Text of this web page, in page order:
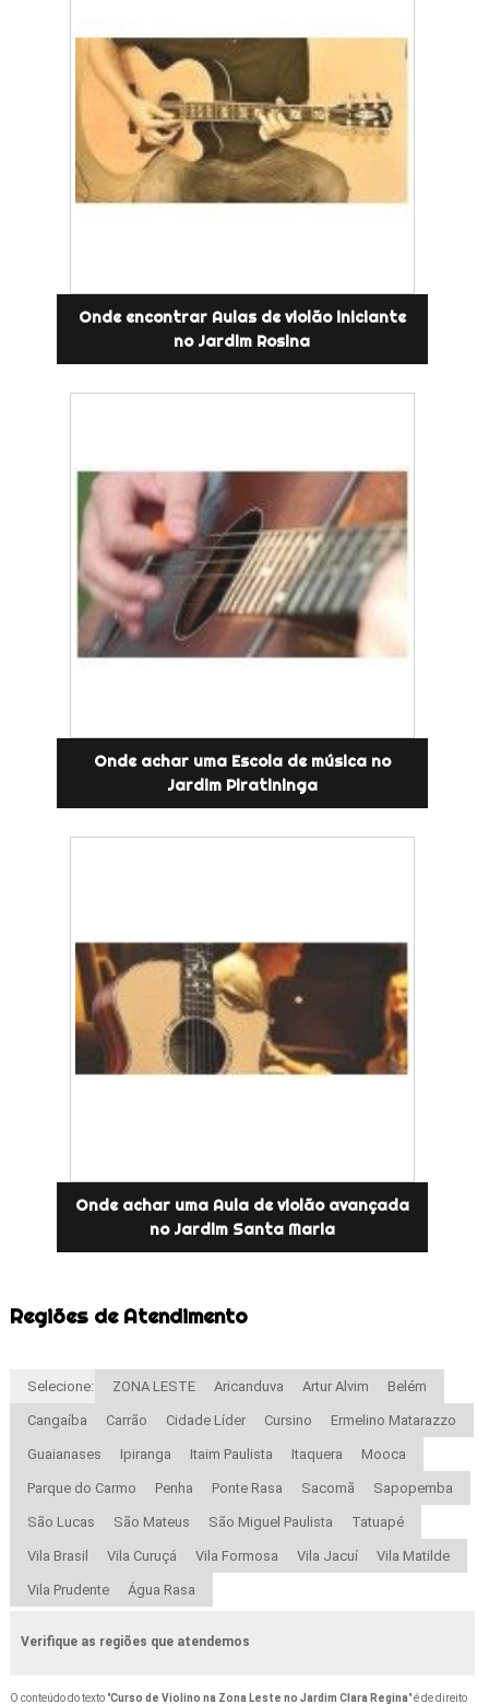
Onde encontrar Aulas de violão iniciante
no Jardim Rosina
Onde achar uma Escola de música no
Jardim Piratininga
Onde achar uma Aula de violão avançada
no Jardim Santa Maria
Regiões de Atendimento
Selecione: ZONA LESTE Aricanduva Artur Alvim Belém
Cangaíba Carrão Cidade Líder Cursino Ermelino Matarazzo
Guaianases Ipiranga Itaim Paulista Itaquera Mooca
Parque do Carmo Penha Ponte Rasa Sacomã Sapopemba
São Lucas São Mateus São Miguel Paulista Tatuapé
Vila Brasil Vila Curuçá Vila Formosa Vila Jacuí Vila Matilde
Vila Prudente Água Rasa
Verifique as regiões que atendemos
O conteúdo do texto "Curso de Violino na Zona Leste no Jardim Clara Regina" é de direito